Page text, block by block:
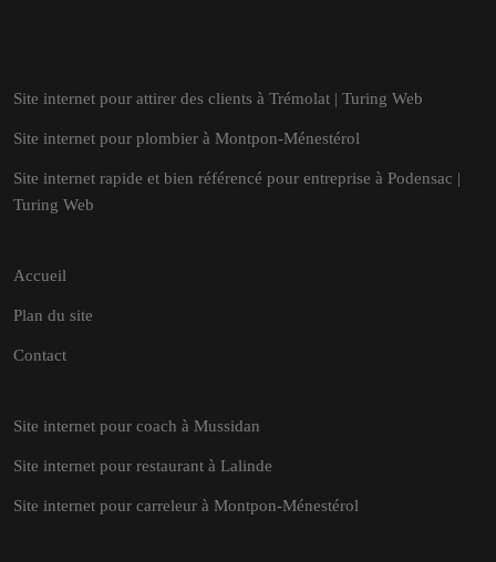
Site internet pour attirer des clients à Trémolat | Turing Web
Site internet pour plombier à Montpon-Ménestérol
Site internet rapide et bien référencé pour entreprise à Podensac |
Turing Web
Accueil
Plan du site
Contact
Site internet pour coach à Mussidan
Site internet pour restaurant à Lalinde
Site internet pour carreleur à Montpon-Ménestérol